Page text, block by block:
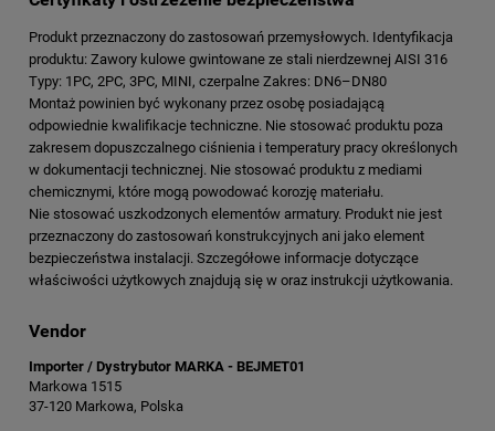
Produkt przeznaczony do zastosowań przemysłowych. Identyfikacja
produktu: Zawory kulowe gwintowane ze stali nierdzewnej AISI 316
Typy: 1PC, 2PC, 3PC, MINI, czerpalne Zakres: DN6–DN80
Montaż powinien być wykonany przez osobę posiadającą
odpowiednie kwalifikacje techniczne. Nie stosować produktu poza
zakresem dopuszczalnego ciśnienia i temperatury pracy określonych
w dokumentacji technicznej. Nie stosować produktu z mediami
chemicznymi, które mogą powodować korozję materiału.
Nie stosować uszkodzonych elementów armatury. Produkt nie jest
przeznaczony do zastosowań konstrukcyjnych ani jako element
bezpieczeństwa instalacji. Szczegółowe informacje dotyczące
właściwości użytkowych znajdują się w oraz instrukcji użytkowania.
Vendor
Importer / Dystrybutor MARKA - BEJMET01
Markowa 1515
37-120 Markowa, Polska